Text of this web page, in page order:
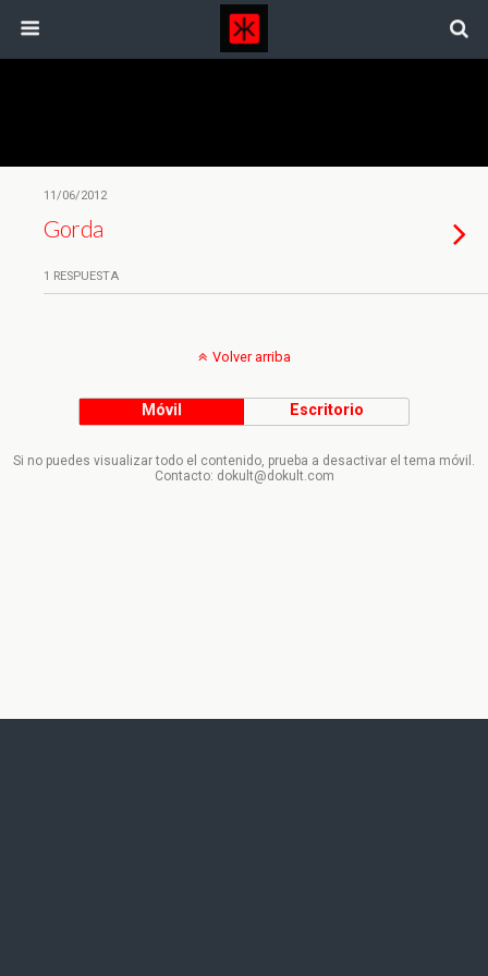
11/06/2012
Gorda
1 RESPUESTA
Volver arriba
Móvil Escritorio
Si no puedes visualizar todo el contenido, prueba a desactivar el tema móvil.
Contacto: dokult@dokult.com